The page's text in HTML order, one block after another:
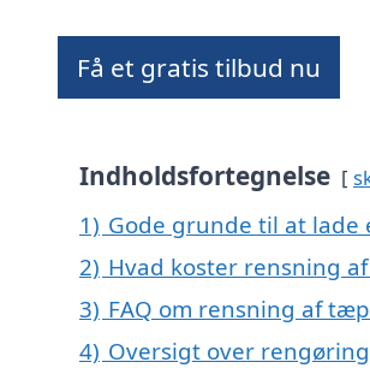
Få et gratis tilbud nu
Indholdsfortegnelse
1) Gode grunde til at
2) Hvad koster rensning
3) FAQ om rensning af
4) Oversigt over